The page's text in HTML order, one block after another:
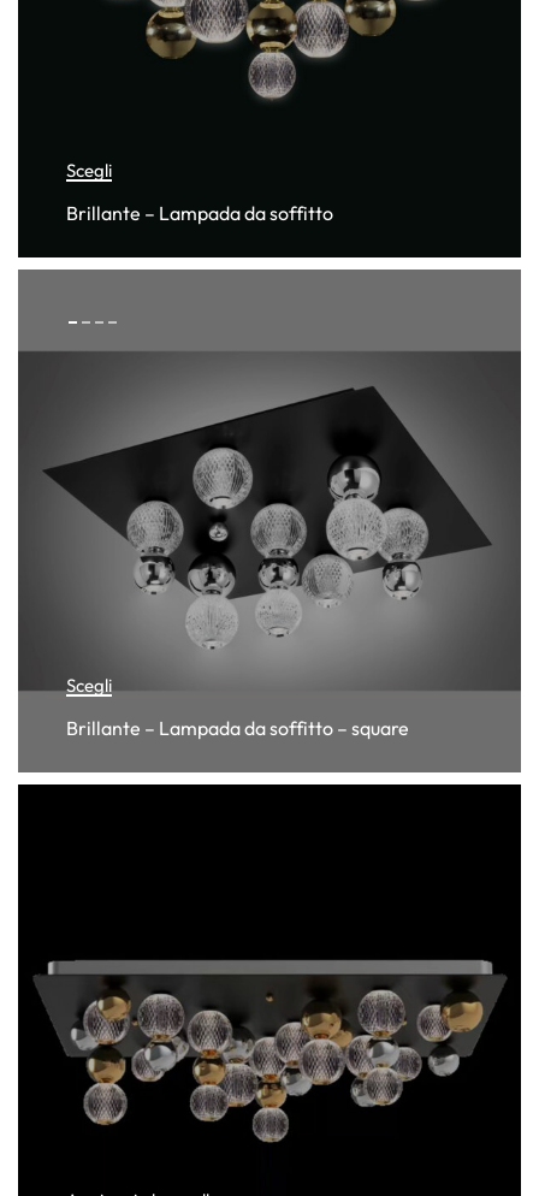
Scegli
Brillante – Lampada da soffitto
Scegli
Brillante – Lampada da soffitto – square